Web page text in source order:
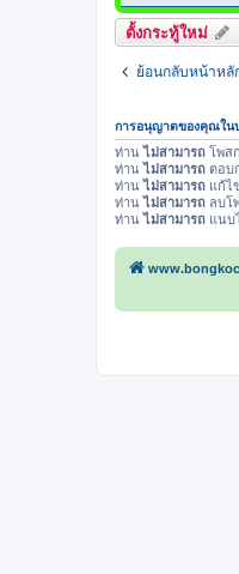
ตั้งกระทู้ใหม่
ย้อนกลับหน้าหลั
การอนุญาตของคุณใน
ท่านไม่สามารถ โพส
ท่านไม่สามารถ ตอบ
ท่านไม่สามารถ แก้ไ
ท่านไม่สามารถ ลบโ
ท่านไม่สามารถ แนบ